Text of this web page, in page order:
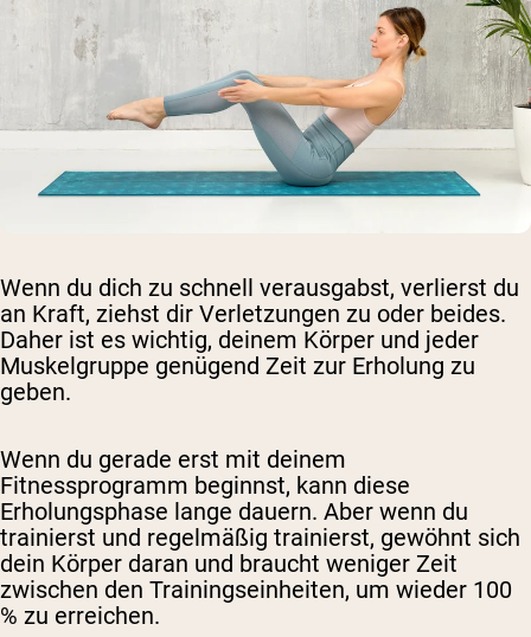
Wenn du dich zu schnell verausgabst, verlierst du
an Kraft, ziehst dir Verletzungen zu oder beides.
Daher ist es wichtig, deinem Körper und jeder
Muskelgruppe genügend Zeit zur Erholung zu
geben.
Wenn du gerade erst mit deinem
Fitnessprogramm beginnst, kann diese
Erholungsphase lange dauern. Aber wenn du
trainierst und regelmäßig trainierst, gewöhnt sich
dein Körper daran und braucht weniger Zeit
zwischen den Trainingseinheiten, um wieder 100
% zu erreichen.